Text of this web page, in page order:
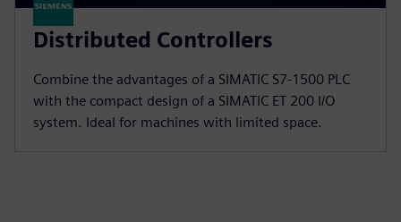
Distributed Controllers
Combine the advantages of a SIMATIC S7-1500 PLC
with the compact design of a SIMATIC ET 200 I/O
system. Ideal for machines with limited space.